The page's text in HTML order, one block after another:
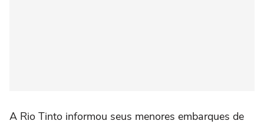
A Rio Tinto informou seus menores embarques de